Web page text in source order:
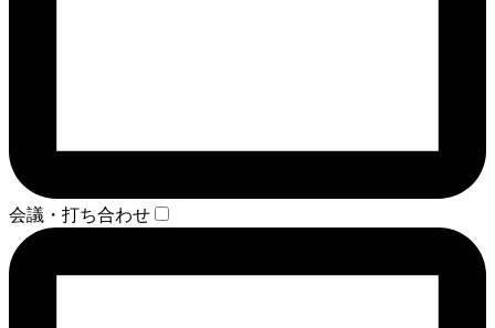
会議・打ち合わせ